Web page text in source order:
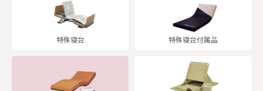
特殊寝台 特殊寝台付属品